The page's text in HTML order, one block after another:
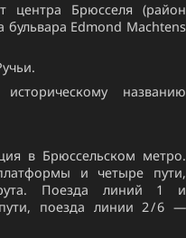
центра Брюсселя (район
Edmond Machtens
названию
в Брюссельском метро.
и четыре пути,
Поезда линий 1 и
поезда линии 2 / 6 —